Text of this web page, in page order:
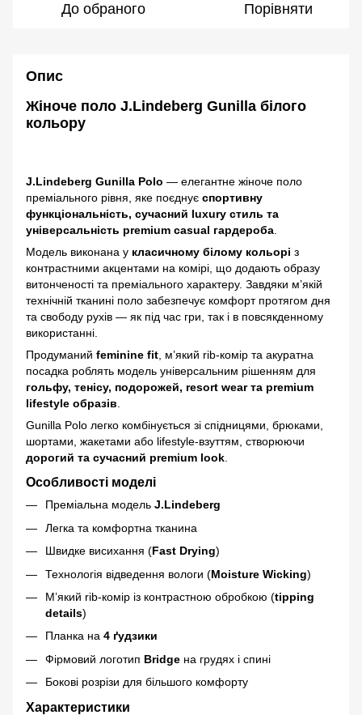
До обраного Порівняти
Опис
Жіноче поло J.Lindeberg Gunilla білого
кольору
J.Lindeberg Gunilla Polo — елегантне жіноче поло
преміального рівня, яке поєднує спортивну
функціональність, сучасний luxury стиль та
універсальність premium casual гардероба
Модель виконана у класичному білому кольорі з
контрастними акцентами на комірі, що додають образу
витонченості та преміального характеру. Завдяки м’якій
технічній тканині поло забезпечує комфорт протягом дня
та свободу рухів — як під час гри, так і в повсякденному
використанні.
Продуманий feminine fit , м’який rib-комір та акуратна
посадка роблять модель універсальним рішенням для
гольфу, тенісу, подорожей, resort wear та premium
lifestyle образів
Gunilla Polo легко комбінується зі спідницями, брюками,
шортами, жакетами або lifestyle-взуттям, створюючи
дорогий та сучасний premium look
Особливості моделі
Преміальна модель J.Lindeberg
Легка та комфортна тканина
Швидке висихання (Fast Drying)
Технологія відведення вологи (Moisture Wicking)
М’який rib-комір із контрастною обробкою (tipping
details)
Планка на 4 ґудзики
Фірмовий логотип Bridge на грудях і спині
Бокові розрізи для більшого комфорту
Характеристики